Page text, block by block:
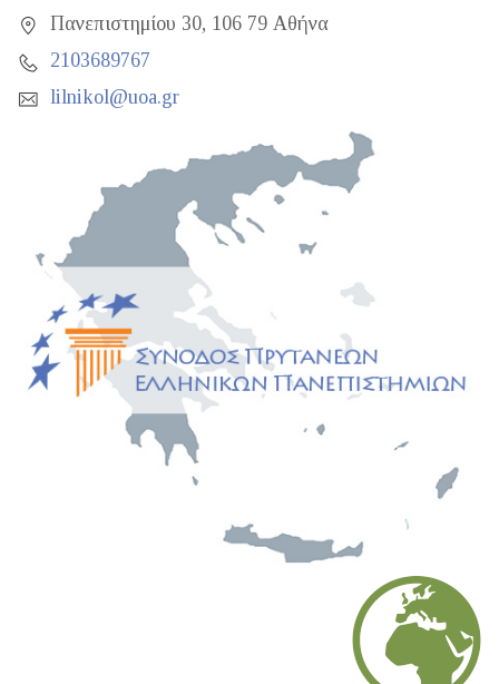
Πανεπιστημίου 30, 106 79 Αθήνα
2103689767
lilnikol@uoa.gr